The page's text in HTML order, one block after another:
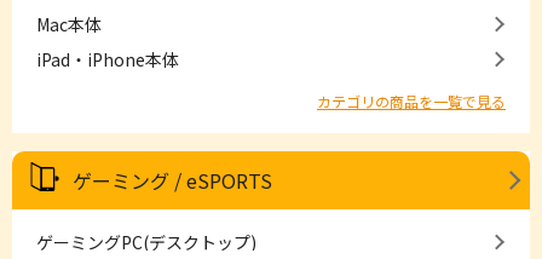
Mac本体
iPad・iPhone本体
カテゴリの商品を一覧で見る
ゲーミング / eSPORTS
ゲーミングPC(デスクトップ)